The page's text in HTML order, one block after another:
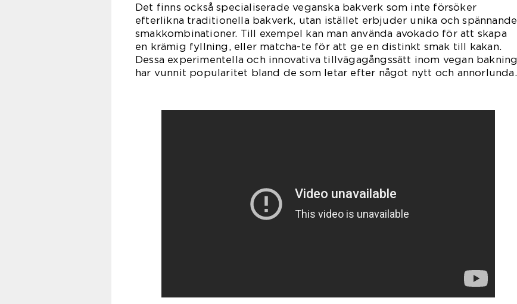
Det finns också specialiserade veganska bakverk som inte försöker
efterlikna traditionella bakverk, utan istället erbjuder unika och spännande
smakkombinationer. Till exempel kan man använda avokado för att skapa
en krämig fyllning, eller matcha-te för att ge en distinkt smak till kakan.
Dessa experimentella och innovativa tillvägagångssätt inom vegan bakning
har vunnit popularitet bland de som letar efter något nytt och annorlunda.